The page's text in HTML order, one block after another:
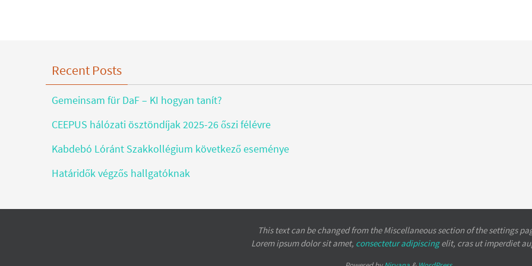
Recent Posts
Gemeinsam für DaF – KI hogyan tanít?
CEEPUS hálózati ösztöndíjak 2025-26 őszi félévre
Kabdebó Lóránt Szakkollégium következő eseménye
Határidők végzős hallgatóknak
This text can be changed from the Miscellaneous section of the settings
Lorem ipsumdolor sit amet, consectetur adipiscingelit, cras ut imperdiet